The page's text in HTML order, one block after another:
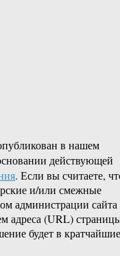
в нашем
действующей
. Если вы считаете,
и/или смежные
администрации сайта
адреса (URL)
будет в кратчайшие